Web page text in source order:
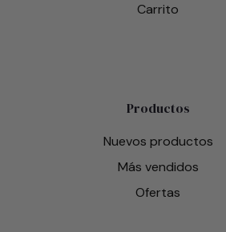
Carrito
Productos
Nuevos productos
Más vendidos
Ofertas